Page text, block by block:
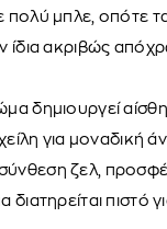
μπλε, οπότε
ίδια ακριβώς
δημιουργεί
για μοναδική
ζελ,
πιστό